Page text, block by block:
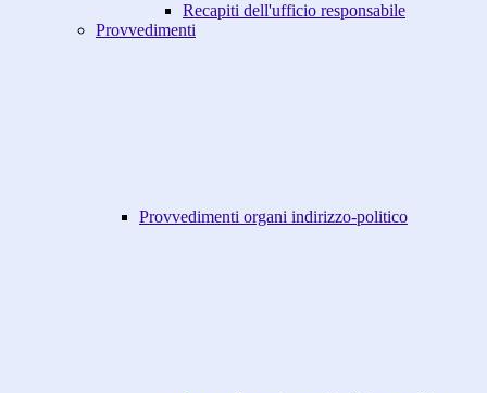
Recapiti dell'ufficio responsabile
Provvedimenti
Provvedimenti organi indirizzo-politico